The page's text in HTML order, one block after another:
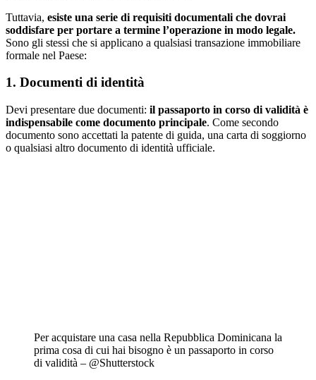
Tuttavia, esiste una serie di requisiti documentali che dovrai
soddisfare per portare a termine l’operazione in modo legale.
Sono gli stessi che si applicano a qualsiasi transazione immobiliare
formale nel Paese:
1. Documenti di identità
Devi presentare due documenti: il passaporto in corso di validità è
indispensabile come documento principale. Come secondo
documento sono accettati la patente di guida, una carta di soggiorno
o qualsiasi altro documento di identità ufficiale.
Per acquistare una casa nella Repubblica Dominicana la
prima cosa di cui hai bisogno è un passaporto in corso
di validità – @Shutterstock